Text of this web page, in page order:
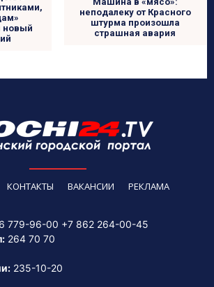
новый
неподалеку от Красного
штурма произошла
страшная авария
КОНТАКТЫ ВАКАНСИИ РЕКЛАМА
779-96-00 +7 862 264-00-45
264 70 70
235-10-20